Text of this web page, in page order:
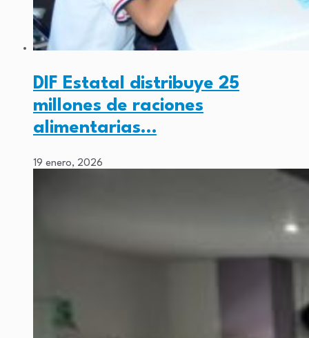
DIF Estatal distribuye 25
millones de raciones
alimentarias…
19 enero, 2026